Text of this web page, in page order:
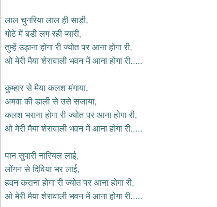
bhajans
हनुमान
भजन
hanuman
bhajans
भजन
bhajans
जैन
भजन
दुर्गा
भजन
durga
bhajans
लाल चुनरिया लाल ही साड़ी,
गोटे में बडी लग रही प्यारी,
तुम्हें उड़ाना होगा री ज्योत पर आना होगा री,
ओ मेरी मैया शेरावाली भवन में आना होगा री.....
कुम्हार से मैया कलश मंगाया,
अमवा की डाली से उसे सजाया,
कलश भराना होगा री ज्योत पर आना होगा री,
ओ मेरी मैया शेरावाली भवन में आना होगा री.....
पान सुपारी नारियल लाई,
लोंगन से दिविया भर लाई,
हवन कराना होगा री ज्योत पर आना होगा री,
ओ मेरी मैया शेरावाली भवन में आना होगा री.....